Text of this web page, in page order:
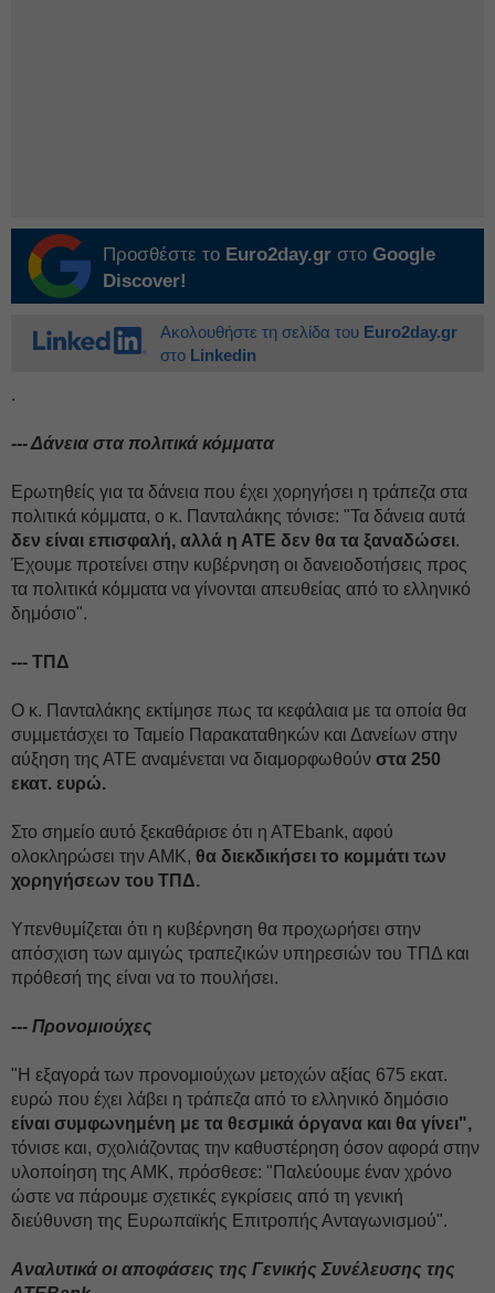
Προσθέστε το Euro2day.gr στο Google
Discover!
Ακολουθήστε τη σελίδα του Euro2day.gr
στο Linkedin
.
--- Δάνεια στα πολιτικά κόμματα
Ερωτηθείς για τα δάνεια που έχει χορηγήσει η τράπεζα στα
πολιτικά κόμματα, ο κ. Πανταλάκης τόνισε: "Τα δάνεια αυτά
δεν είναι επισφαλή, αλλά η ΑΤΕ δεν θα τα ξαναδώσει.
Έχουμε προτείνει στην κυβέρνηση οι δανειοδοτήσεις προς
τα πολιτικά κόμματα να γίνονται απευθείας από το ελληνικό
δημόσιο".
--- ΤΠΔ
Ο κ. Πανταλάκης εκτίμησε πως τα κεφάλαια με τα οποία θα
συμμετάσχει το Ταμείο Παρακαταθηκών και Δανείων στην
αύξηση της ΑΤΕ αναμένεται να διαμορφωθούν στα 250
εκατ. ευρώ.
Στο σημείο αυτό ξεκαθάρισε ότι η ΑΤΕbank, αφού
ολοκληρώσει την ΑΜΚ, θα διεκδικήσει το κομμάτι των
χορηγήσεων του ΤΠΔ.
Υπενθυμίζεται ότι η κυβέρνηση θα προχωρήσει στην
απόσχιση των αμιγώς τραπεζικών υπηρεσιών του ΤΠΔ και
πρόθεσή της είναι να το πουλήσει.
--- Προνομιούχες
"Η εξαγορά των προνομιούχων μετοχών αξίας 675 εκατ.
ευρώ που έχει λάβει η τράπεζα από το ελληνικό δημόσιο
είναι συμφωνημένη με τα θεσμικά όργανα και θα γίνει",
τόνισε και, σχολιάζοντας την καθυστέρηση όσον αφορά στην
υλοποίηση της ΑΜΚ, πρόσθεσε: "Παλεύουμε έναν χρόνο
ώστε να πάρουμε σχετικές εγκρίσεις από τη γενική
διεύθυνση της Ευρωπαϊκής Επιτροπής Ανταγωνισμού".
Αναλυτικά οι αποφάσεις της Γενικής Συνέλευσης της